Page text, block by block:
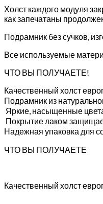
Холст каждого модуля
как запечатаны
Подрамник без сучков,
Все используемые
ЧТО ВЫ ПОЛУЧАЕТЕ!
Качественный холст
Подрамник из
Яркие, насыщенные
Покрытие лаком
Надежная упаковка для
ЧТО ВЫ ПОЛУЧАЕТЕ
Качественный холст